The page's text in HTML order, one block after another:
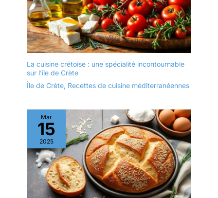
INFORMATIONS UTILES:
Cette spatule plate à
trous en inox est lavable
au lave-vaisselle.
Échangeable
an et garantie à vie
La cuisine crétoise : une spécialité incontournable
sur l’île de Crète
Île de Crète, Recettes de cuisine méditerranéennes
Mar
15
2025